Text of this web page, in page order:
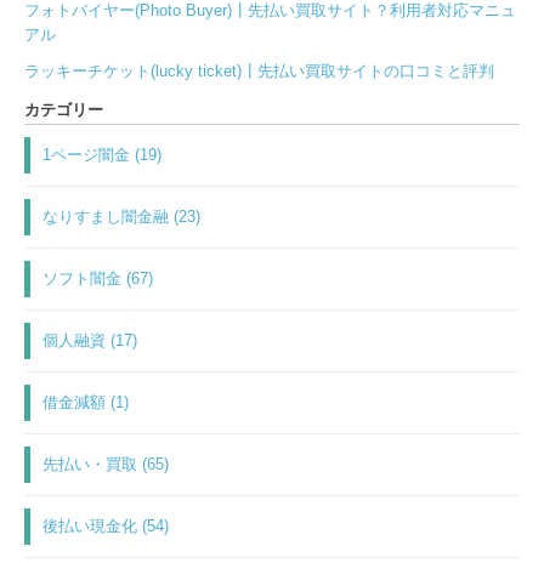
フォトバイヤー(Photo Buyer)┃先払い買取サイト？利用者対応マニュ
アル
ラッキーチケット(lucky ticket)┃先払い買取サイトの口コミと評判
カテゴリー
1ページ闇金 (19)
なりすまし闇金融 (23)
ソフト闇金 (67)
個人融資 (17)
借金減額 (1)
先払い・買取 (65)
後払い現金化 (54)